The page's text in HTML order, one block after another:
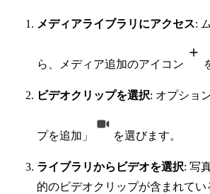
メディアライブラリにアクセス:
ら、メディア追加のアイコン
ビデオクリップを選択: オプショ
プを追加」 を選びます。
ライブラリからビデオを選択: 写
的のビデオクリップが含まれて